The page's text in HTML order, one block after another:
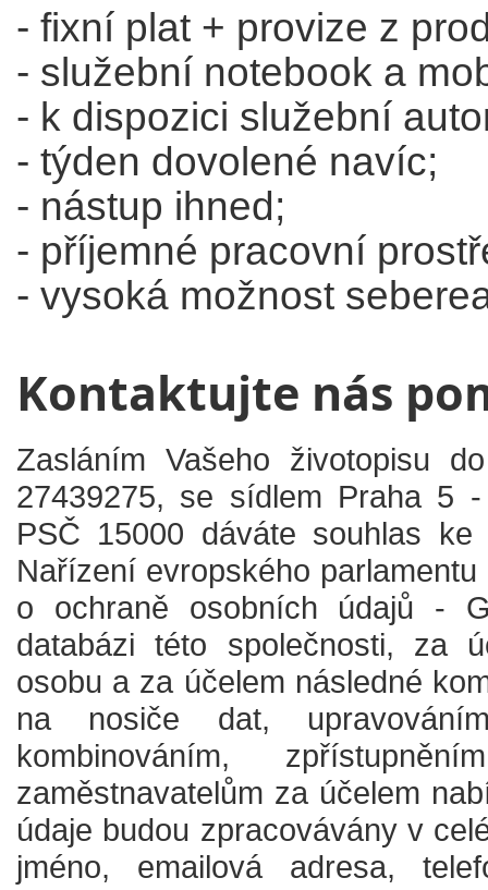
- fixní plat + provize z
- služební notebook a
- k dispozici služební
- týden dovolené navíc;
- nástup ihned;
- příjemné pracovní
- vysoká možnost
Kontaktujte nás
Zasláním Vašeho životopisu
27439275, se sídlem Praha 5
PSČ 15000 dáváte souhlas
Nařízení evropského
o ochraně osobních údajů -
databázi této společnosti, za
osobu a za účelem následné
na nosiče dat,
kombinováním,
zaměstnavatelům za účelem
údaje budou zpracovávány v
jméno, emailová adresa,